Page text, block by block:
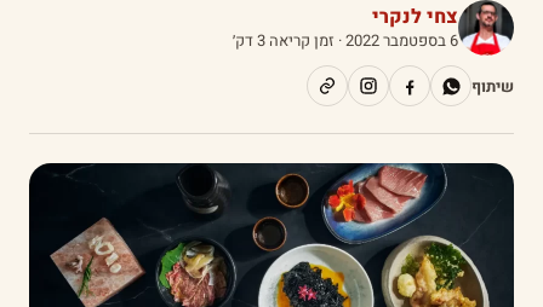
צחי לנקרי
6 בספטמבר 2022
· זמן קריאה 3 דק׳
שיתוף